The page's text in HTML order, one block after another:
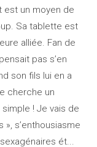
est un moyen de
Sa tablette est
alliée. Fan de
pas s’en
son fils lui en a
cherche un
! Je vais de
», s’enthousiasme
ét...